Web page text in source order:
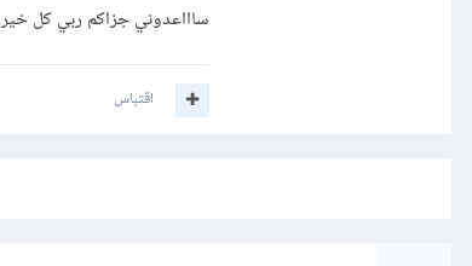
ساااعدوني جزاكم ربي كل خير
اقتباس